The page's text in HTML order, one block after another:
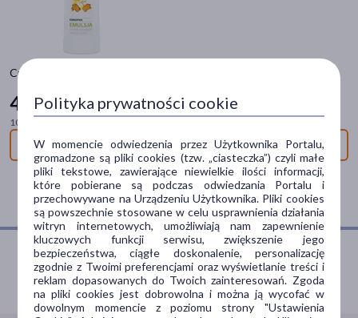
CutisHelp Mimi, emulsja do mycia ciała i włosów, 200 ml
46 59 zł
100 ml = 23,30 zł
Niedostępny
pokaż więcej
Kosmetyk(4)
Sposób aplikacji
na skórę(4)
na włosy(2)
Postać
emulsja(1)
krem(1)
Porozmawiaj z farmaceutą
Polityka prywatności cookie
W momencie odwiedzenia przez Użytkownika Portalu,
gromadzone są pliki cookies (tzw. „ciasteczka”) czyli małe
pliki tekstowe, zawierające niewielkie ilości informacji,
które pobierane są podczas odwiedzania Portalu i
przechowywane na Urządzeniu Użytkownika. Pliki cookies
są powszechnie stosowane w celu usprawnienia działania
witryn internetowych, umożliwiają nam zapewnienie
kluczowych funkcji serwisu, zwiększenie jego
bezpieczeństwa, ciągłe doskonalenie, personalizację
zgodnie z Twoimi preferencjami oraz wyświetlanie treści i
reklam dopasowanych do Twoich zainteresowań. Zgoda
na pliki cookies jest dobrowolna i można ją wycofać w
dowolnym momencie z poziomu strony "Ustawienia